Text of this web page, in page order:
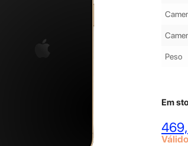
Peso
Em